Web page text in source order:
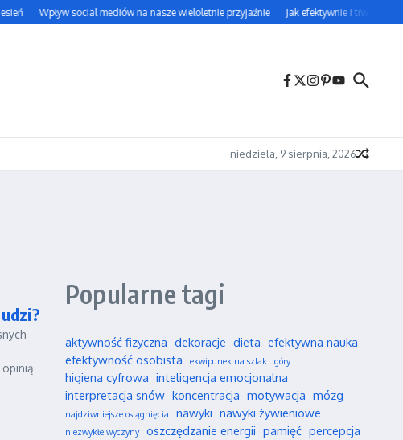
Wpływ social mediów na nasze wieloletnie przyjaźnie Jak efektywnie i trwale
niedziela, 9 sierpnia, 2026
Popularne tagi
aktywność fizyczna dekoracje dieta efektywna nauka
efektywność osobista
ekwipunek na szlak góry
higiena cyfrowa inteligencja emocjonalna
interpretacja snów koncentracja motywacja mózg
najdziwniejsze osiągnięcia nawyki nawyki żywieniowe
niezwykłe wyczyny oszczędzanie energii pamięć percepcja